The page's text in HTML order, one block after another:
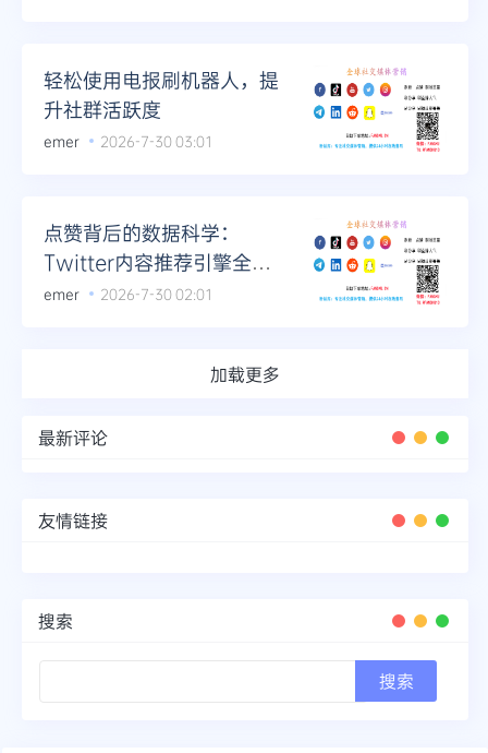
轻松使用电报刷机器人，提
升社群活跃度
emer 2026-7-30 03:01
点赞背后的数据科学：
Twitter内容推荐引擎全解
析
emer 2026-7-30 02:01
加载更多
最新评论
友情链接
搜索